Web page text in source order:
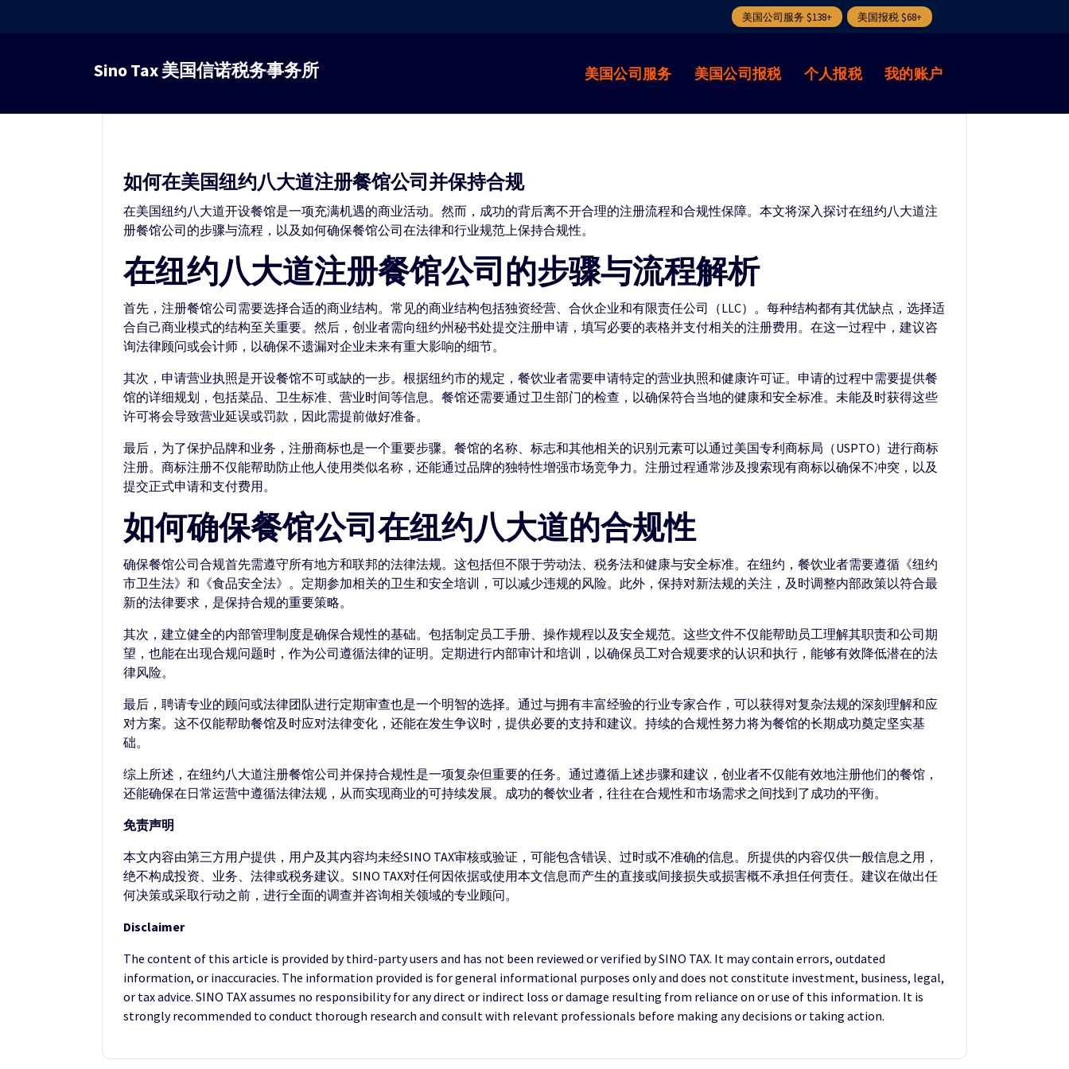
美国公司服务 $138+ 美国报税 $68+
容
Sino Tax 美国信诺税务事务所 美国公司服务 美国公司报税 个人报税 我的账户
如何在美国纽约八大道注册餐馆公司并保持合规
在美国纽约八大道开设餐馆是一项充满机遇的商业活动。然而，成功的背后离不开合理的注册流程和合规性保障。本文将深入探讨在纽约八大道注
册餐馆公司的步骤与流程，以及如何确保餐馆公司在法律和行业规范上保持合规性。
在纽约八大道注册餐馆公司的步骤与流程解析
首先，注册餐馆公司需要选择合适的商业结构。常见的商业结构包括独资经营、合伙企业和有限责任公司（LLC）。每种结构都有其优缺点，选择适
合自己商业模式的结构至关重要。然后，创业者需向纽约州秘书处提交注册申请，填写必要的表格并支付相关的注册费用。在这一过程中，建议咨
询法律顾问或会计师，以确保不遗漏对企业未来有重大影响的细节。
其次，申请营业执照是开设餐馆不可或缺的一步。根据纽约市的规定，餐饮业者需要申请特定的营业执照和健康许可证。申请的过程中需要提供餐
馆的详细规划，包括菜品、卫生标准、营业时间等信息。餐馆还需要通过卫生部门的检查，以确保符合当地的健康和安全标准。未能及时获得这些
许可将会导致营业延误或罚款，因此需提前做好准备。
最后，为了保护品牌和业务，注册商标也是一个重要步骤。餐馆的名称、标志和其他相关的识别元素可以通过美国专利商标局（USPTO）进行商标
注册。商标注册不仅能帮助防止他人使用类似名称，还能通过品牌的独特性增强市场竞争力。注册过程通常涉及搜索现有商标以确保不冲突，以及
提交正式申请和支付费用。
如何确保餐馆公司在纽约八大道的合规性
确保餐馆公司合规首先需遵守所有地方和联邦的法律法规。这包括但不限于劳动法、税务法和健康与安全标准。在纽约，餐饮业者需要遵循《纽约
市卫生法》和《食品安全法》。定期参加相关的卫生和安全培训，可以减少违规的风险。此外，保持对新法规的关注，及时调整内部政策以符合最
新的法律要求，是保持合规的重要策略。
其次，建立健全的内部管理制度是确保合规性的基础。包括制定员工手册、操作规程以及安全规范。这些文件不仅能帮助员工理解其职责和公司期
望，也能在出现合规问题时，作为公司遵循法律的证明。定期进行内部审计和培训，以确保员工对合规要求的认识和执行，能够有效降低潜在的法
律风险。
最后，聘请专业的顾问或法律团队进行定期审查也是一个明智的选择。通过与拥有丰富经验的行业专家合作，可以获得对复杂法规的深刻理解和应
对方案。这不仅能帮助餐馆及时应对法律变化，还能在发生争议时，提供必要的支持和建议。持续的合规性努力将为餐馆的长期成功奠定坚实基
础。
综上所述，在纽约八大道注册餐馆公司并保持合规性是一项复杂但重要的任务。通过遵循上述步骤和建议，创业者不仅能有效地注册他们的餐馆，
还能确保在日常运营中遵循法律法规，从而实现商业的可持续发展。成功的餐饮业者，往往在合规性和市场需求之间找到了成功的平衡。
免责声明
本文内容由第三方用户提供，用户及其内容均未经SINO TAX审核或验证，可能包含错误、过时或不准确的信息。所提供的内容仅供一般信息之用，
绝不构成投资、业务、法律或税务建议。SINO TAX对任何因依据或使用本文信息而产生的直接或间接损失或损害概不承担任何责任。建议在做出任
何决策或采取行动之前，进行全面的调查并咨询相关领域的专业顾问。
Disclaimer
The content of this article is provided by third-party users and has not been reviewed or verified by SINO TAX. It may contain errors, outdated
information, or inaccuracies. The information provided is for general informational purposes only and does not constitute investment, business, legal,
or tax advice. SINO TAX assumes no responsibility for any direct or indirect loss or damage resulting from reliance on or use of this information. It is
strongly recommended to conduct thorough research and consult with relevant professionals before making any decisions or taking action.